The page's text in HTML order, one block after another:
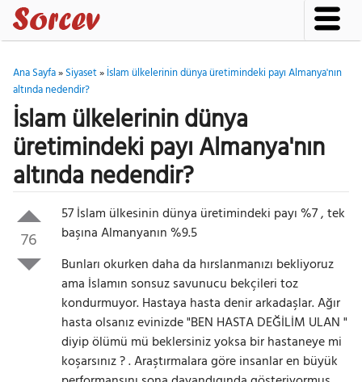
Ana Sayfa»Siyaset»İslam ülkelerinin dünya üretimindeki payı Almanya'nın
altında nedendir?
İslam ülkelerinin dünya
üretimindeki payı Almanya'nın
altında nedendir?
76
57 İslam ülkesinin dünya üretimindeki payı %7 , tek
başına Almanyanın %9.5
Bunları okurken daha da hırslanmanızı bekliyoruz
ama İslamın sonsuz savunucu bekçileri toz
kondurmuyor. Hastaya hasta denir arkadaşlar. Ağır
hasta olsanız evinizde "BEN HASTA DEĞİLİM ULAN "
diyip ölümü mü beklersiniz yoksa bir hastaneye mi
koşarsınız ? . Araştırmalara göre insanlar en büyük